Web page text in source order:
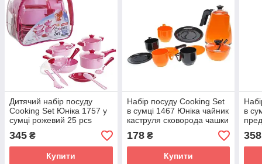
Дитячий набір посуду
Cooking Set Юніка 1757 у
сумці рожевий 25 pcs
каструлі сковорода
прилади іграшка кухня
345 ₴
Купити
Набір посуду Cooking Set
в сумці 1467 Юніка чайник
каструля сковорода чашки
тарілки іграшка для дітей
кухня
178₴
Купити
в
358